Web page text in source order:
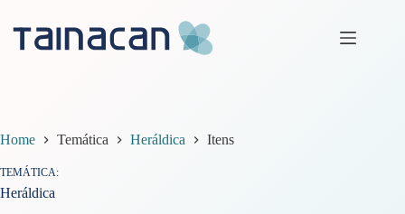
conteúdo
Home Temática Heráldica Itens
TEMÁTICA
Heráldica